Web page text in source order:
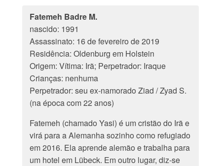
Fatemeh Badre M.
nascido: 1991
Assassinato: 16 de fevereiro de 2019
Residência: Oldenburg em Holstein
Origem: Vítima: Irã; Perpetrador: Iraque
Crianças: nenhuma
Perpetrador: seu ex-namorado Ziad / Zyad S.
(na época com 22 anos)
Fatemeh (chamado Yasi) é um cristão do Irã e
virá para a Alemanha sozinho como refugiado
em 2016. Ela aprende alemão e trabalha para
um hotel em Lübeck. Em outro lugar, diz-se